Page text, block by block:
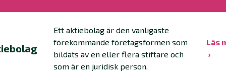
Ett aktiebolag är den vanligaste
förekommande företagsformen som
bildats av en eller flera stiftare och
som är en juridisk person.
Läs